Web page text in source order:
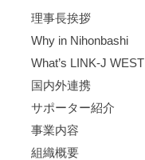
理事長挨拶
Why in Nihonbashi
What’s LINK-J WEST
国内外連携
サポーター紹介
事業内容
組織概要